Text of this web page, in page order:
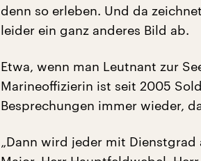
denn so erleben. Und da
leider ein ganz anderes Bild ab.
Etwa, wenn man Leutnant zur
Marineoffizierin ist seit 2005
Besprechungen immer wieder,
„Dann wird jeder mit